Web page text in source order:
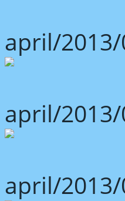
april/2013/
april/2013/
april/2013/